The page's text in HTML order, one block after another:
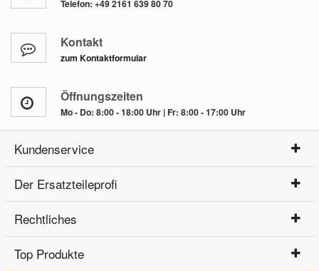
Telefon: +49 2161 639 80 70
Kontakt
zum Kontaktformular
Öffnungszeiten
Mo - Do: 8:00 - 18:00 Uhr | Fr: 8:00 - 17:00 Uhr
Kundenservice
Der Ersatzteileprofi
Rechtliches
Top Produkte